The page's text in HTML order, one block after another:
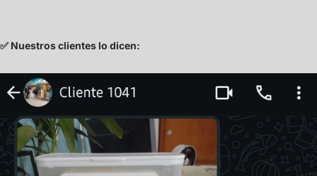
✅ Nuestros clientes lo dicen: